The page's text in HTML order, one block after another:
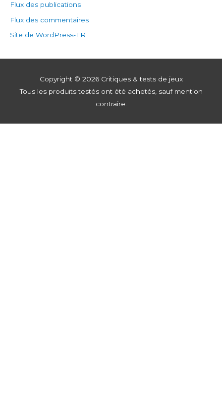
Flux des publications
Flux des commentaires
Site de WordPress-FR
Copyright © 2026 Critiques & tests de jeux
Tous les produits testés ont été achetés, sauf mention
contraire.